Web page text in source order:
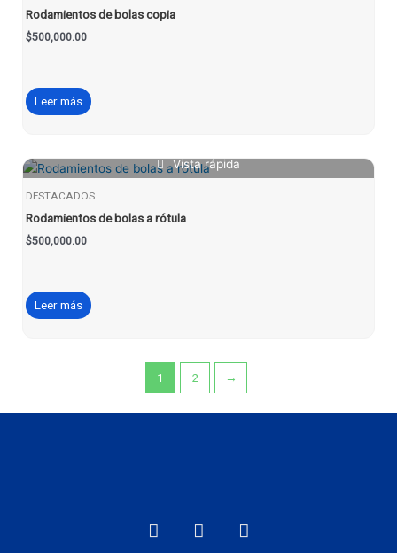
Rodamientos de bolas copia
$500,000.00
Leer más
Vista rápida
DESTACADOS
Rodamientos de bolas a rótula
$500,000.00
Leer más
1 2 →
F
a
I
n
W
h